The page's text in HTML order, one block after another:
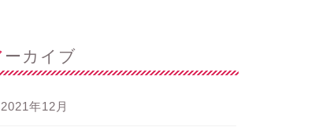
アーカイブ
2021年12月